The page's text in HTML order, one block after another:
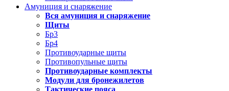
Амуниция и снаряжение
Вся амуниция и снаряжение
Щиты
Бр3
Бр4
Противоударные щиты
Противопульные щиты
Противоударные комплекты
Модули для бронежилетов
Тактические пояса